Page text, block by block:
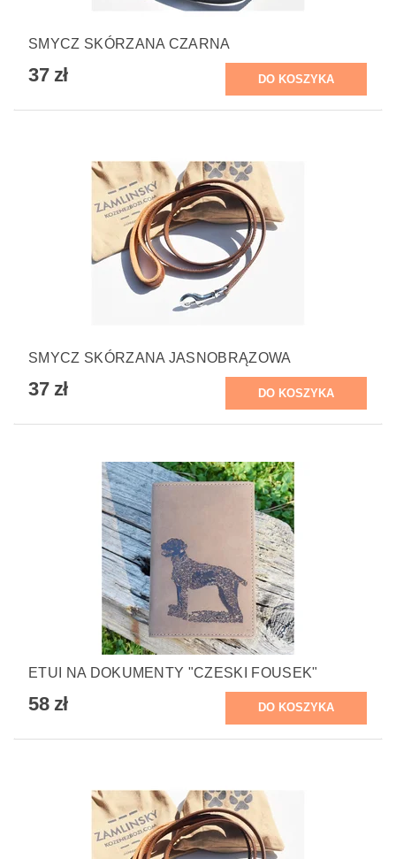
SMYCZ SKÓRZANA CZARNA
37 zł
SMYCZ SKÓRZANA JASNOBRĄZOWA
37 zł
ETUI NA DOKUMENTY "CZESKI FOUSEK"
58 zł